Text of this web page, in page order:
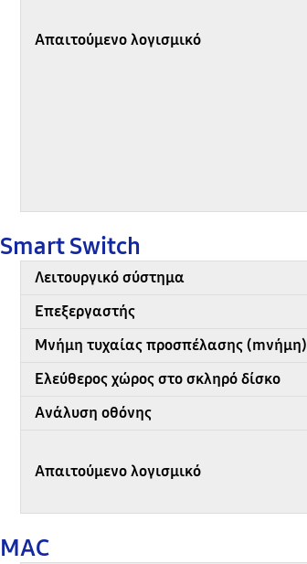
Απαιτούμενο λογισμικό
Smart Switch
Λειτουργικό σύστημα
Επεξεργαστής
Μνήμη τυχαίας προσπέλασης (mνήμη)
Ελεύθερος χώρος στο σκληρό δίσκο
Ανάλυση οθόνης
Απαιτούμενο λογισμικό
MAC